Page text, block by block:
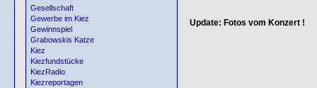
Gesellschaft
Gewerbe im Kiez
Gewinnspiel
Grabowskis Katze
Kiez
Kiezfundstücke
KiezRadio
Kiezreportagen
Update: Fotos vom Konzert !